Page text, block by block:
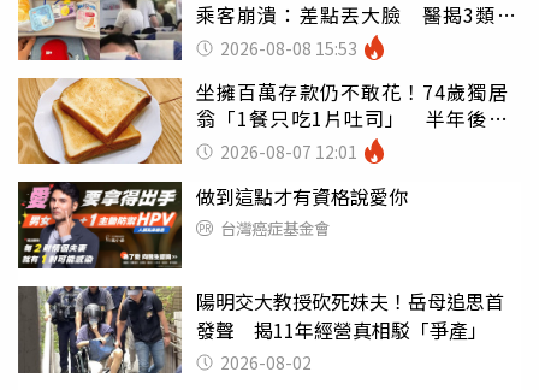
乘客崩潰：差點丟大臉 醫揭3類人
別亂喝
2026-08-08 15:53
坐擁百萬存款仍不敢花！74歲獨居
翁「1餐只吃1片吐司」 半年後暴
瘦嚇壞女兒
2026-08-07 12:01
做到這點才有資格說愛你
台灣癌症基金會
陽明交大教授砍死妹夫！岳母追思首
發聲 揭11年經營真相駁「爭產」
2026-08-02